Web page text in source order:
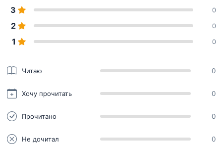
3 0
2 0
1 0
Читаю 0
Хочу прочитать 0
Прочитано 0
Не дочитал 0